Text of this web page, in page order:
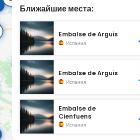
Ближайшие места:
Embalse de Arguis
Испания
Embalse de Arguis
Испания
Embalse de
Cienfuens
Испания